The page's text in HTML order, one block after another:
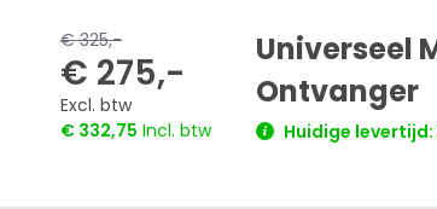
€ 325,-
€ 275,-
Excl. btw
€ 332,75 Incl. btw
Universeel
Ontvanger
Huidige levertijd: